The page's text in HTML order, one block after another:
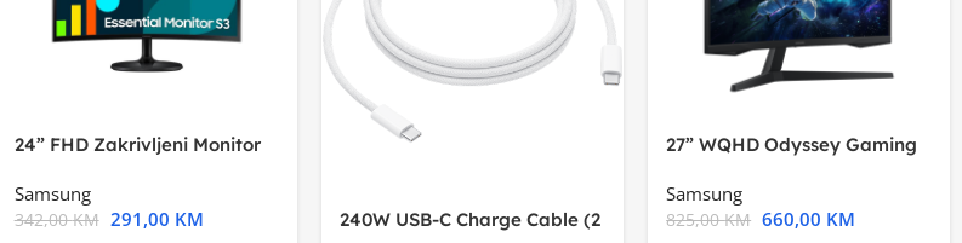
24” FHD Zakrivljeni Monitor
Samsung
342,00KM 291,00 KM
240W USB-C Charge Cable (2
27” WQHD Odyssey Gaming
Samsung
825,00KM 660,00 KM